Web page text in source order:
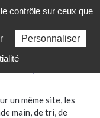
un même site, les
main, de tri, de
contrôle sur ceux que
Personnaliser